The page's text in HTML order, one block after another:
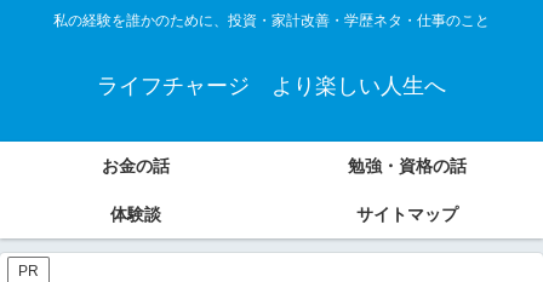
私の経験を誰かのために、投資・家計改善・学歴ネタ・仕事のこと
ライフチャージ より楽しい人生へ
お金の話 勉強・資格の話
体験談 サイトマップ
PR